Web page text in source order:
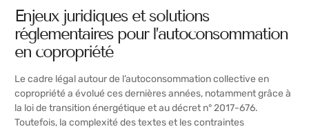
Enjeux juridiques et solutions
réglementaires pour l’autoconsommation
en copropriété
Le cadre légal autour de l’autoconsommation collective en
copropriété a évolué ces dernières années, notamment grâce à
la loi de transition énergétique et au décret n° 2017-676.
Toutefois, la complexité des textes et les contraintes